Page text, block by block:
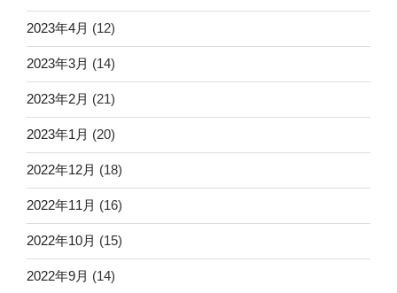
2023年4月 (12)
2023年3月 (14)
2023年2月 (21)
2023年1月 (20)
2022年12月 (18)
2022年11月 (16)
2022年10月 (15)
2022年9月 (14)